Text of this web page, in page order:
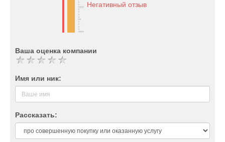
Негативный отзыв
Ваша оценка компании
Имя или ник:
Рассказать: